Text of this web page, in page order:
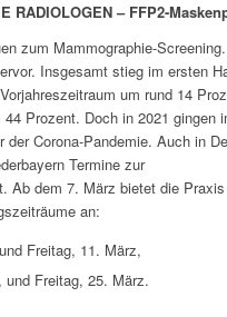
RADIOLOGEN – FFP2-
zum Mammographie-
Insgesamt stieg im ersten
um rund 14
Prozent. Doch in 2021 gingen
Corona-Pandemie. Auch in
Termine zur
Ab dem 7. März bietet die
an:
Freitag, 11. März,
Freitag, 25. März.